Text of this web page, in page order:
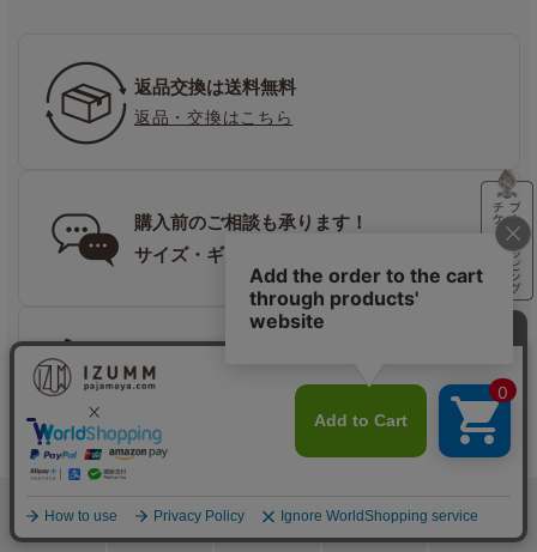
ホーム カート おねむりフェア
返品交換は送料無料
返品・交換はこちら
購入前のご相談も承ります！
サイズ・ギフト選びも安心
お問い合わせはこちら
出荷に間に合えば同梱可能！